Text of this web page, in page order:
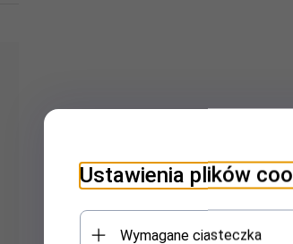
Ustawienia plików
Wymagane ciasteczka